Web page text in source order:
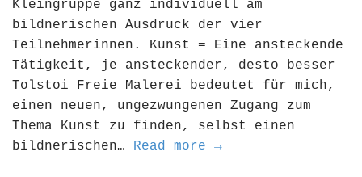
Kleingruppe ganz individuell am
bildnerischen Ausdruck der vier
Teilnehmerinnen. Kunst = Eine ansteckende
Tätigkeit, je ansteckender, desto besser
Tolstoi Freie Malerei bedeutet für mich,
einen neuen, ungezwungenen Zugang zum
Thema Kunst zu finden, selbst einen
bildnerischen… Read more →